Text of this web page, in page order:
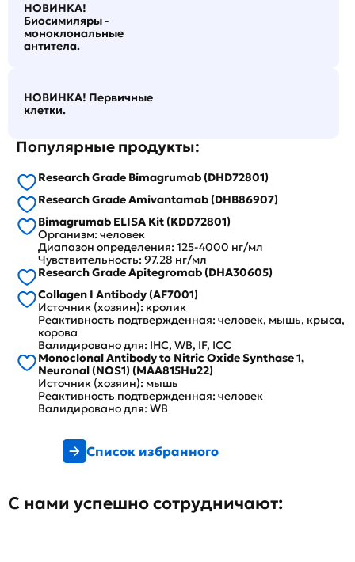
НОВИНКА!
Биосимиляры -
моноклональные
антитела.
НОВИНКА! Первичные
клетки.
Популярные продукты:
Research Grade Bimagrumab (DHD72801)
Research Grade Amivantamab (DHB86907)
Bimagrumab ELISA Kit (KDD72801)
Организм: человек
Диапазон определения: 125-4000 нг/мл
Чувствительность: 97.28 нг/мл
Research Grade Apitegromab (DHA30605)
Collagen I Antibody (AF7001)
Источник (хозяин): кролик
Реактивность подтвержденная: человек, мышь, крыса,
корова
Валидировано для: IHC, WB, IF, ICC
Monoclonal Antibody to Nitric Oxide Synthase 1,
Neuronal (NOS1) (MAA815Hu22)
Источник (хозяин): мышь
Реактивность подтвержденная: человек
Валидировано для: WB
Список избранного
С нами успешно сотрудничают: